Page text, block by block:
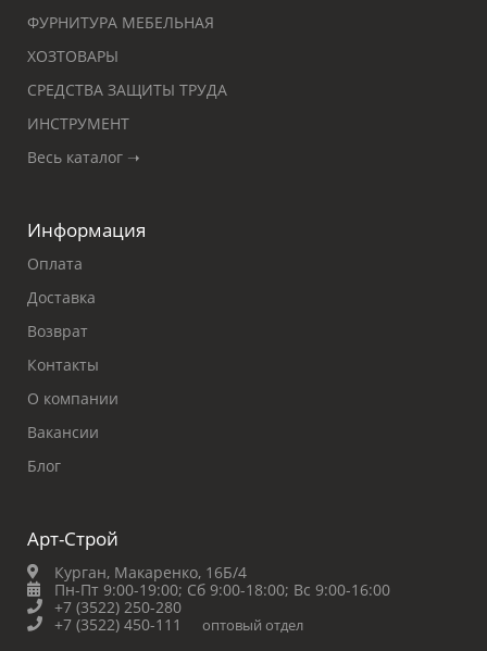
ФУРНИТУРА МЕБЕЛЬНАЯ
ХОЗТОВАРЫ
СРЕДСТВА ЗАЩИТЫ ТРУДА
ИНСТРУМЕНТ
Весь каталог ➝
Информация
Оплата
Доставка
Возврат
Контакты
О компании
Вакансии
Блог
Арт-Строй
Курган, Макаренко, 16Б/4
Пн-Пт 9:00-19:00; Сб 9:00-18:00; Вс 9:00-16:00
+7 (3522) 250-280
+7 (3522) 450-111
оптовый отдел